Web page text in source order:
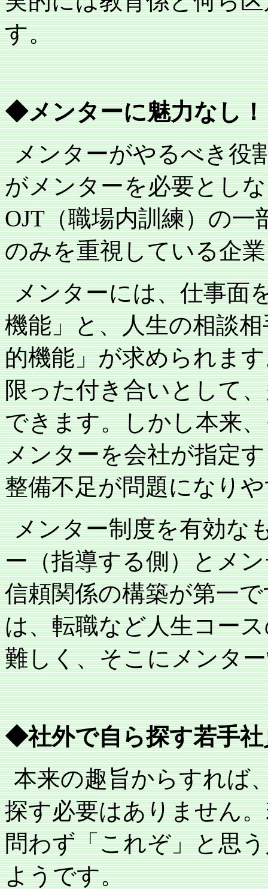
す。
◆メンターに魅力なし
メンターがやるべき役
がメンターを必要とし
OJT（職場内訓練）の一
のみを重視している企
メンターには、仕事面
機能」と、人生の相談
的機能」が求められま
限った付き合いとして
できます。しかし本来
メンターを会社が指定
整備不足が問題になり
メンター制度を有効な
ー（指導する側）とメ
信頼関係の構築が第一
は、転職など人生コー
難しく、そこにメンタ
◆社外で自ら探す若手社
本来の趣旨からすれば
探す必要はありません
問わず「これぞ」と思
ようです。